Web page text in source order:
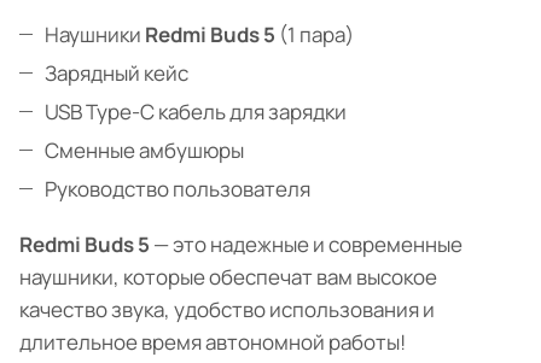
Наушники Redmi Buds 5 (1 пара)
Зарядный кейс
USB Type-C кабель для зарядки
Сменные амбушюры
Руководство пользователя
Redmi Buds 5 — это надежные и современные
наушники, которые обеспечат вам высокое
качество звука, удобство использования и
длительное время автономной работы!